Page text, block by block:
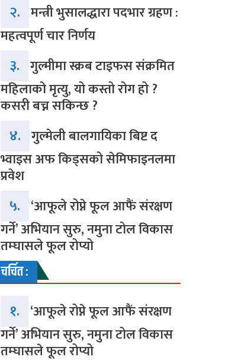
२. मन्त्री भुसालद्धारा पदभार ग्रहण :
महत्वपूर्ण चार निर्णय
३. गुल्मीमा स्क्रब टाइफस संक्रमित
महिलाको मृत्यु, यो कस्तो रोग हो ?
कसरी बच्न सकिन्छ ?
४. गुल्मेली बालगायिका बिष्ट द
भ्वाइस अफ किड्सको सेमिफाइनलमा
प्रवेश
५. ‘आफूले रोप्ने फूल आफैं संरक्षण
गर्ने’ अभियान सुरु, नमुना टोल विकास
तम्घासले फूल रोप्यो
चर्चित :
१. ‘आफूले रोप्ने फूल आफैं संरक्षण
गर्ने’ अभियान सुरु, नमुना टोल विकास
तम्घासले फूल रोप्यो